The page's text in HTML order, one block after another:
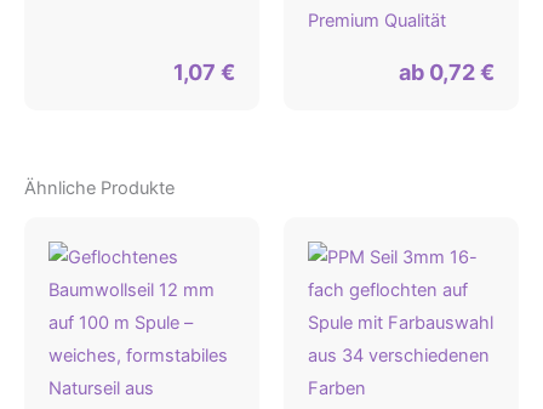
1,07 €
Premium Qualität
ab 0,72€
Ähnliche Produkte